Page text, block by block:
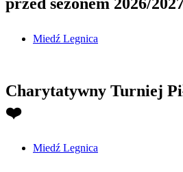
Miedź Legnica
Charytatywny Turniej
❤️
Miedź Legnica